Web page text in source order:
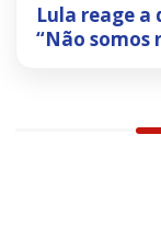
Lula reage a
“Não somos